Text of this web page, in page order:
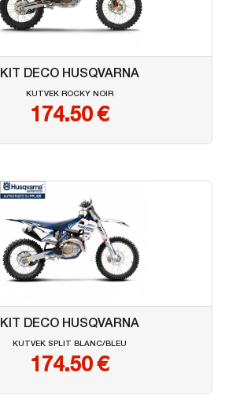
KIT DECO HUSQVARNA
KUTVEK ROCKY NOIR
174.50€
KIT DECO HUSQVARNA
KUTVEK SPLIT BLANC/BLEU
174.50€